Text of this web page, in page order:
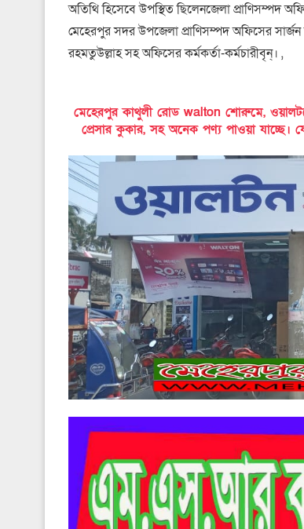
অতিথি হিসেবে উপস্থিত ছিলেনজেলা প্রাণিসম্পদ
মেহেরপুর সদর উপজেলা প্রাণিসম্পদ অফিসের
রহমতুউল্লাহ সহ অফিসের কর্মকর্তা-কর্মচারীবৃন্। ,
মেহেরপুর কাথুলী রোড walton শোরুমে,
প্রেসার কুকার, সহ অনেক পণ্য পাওয়া যাচ্ছে।